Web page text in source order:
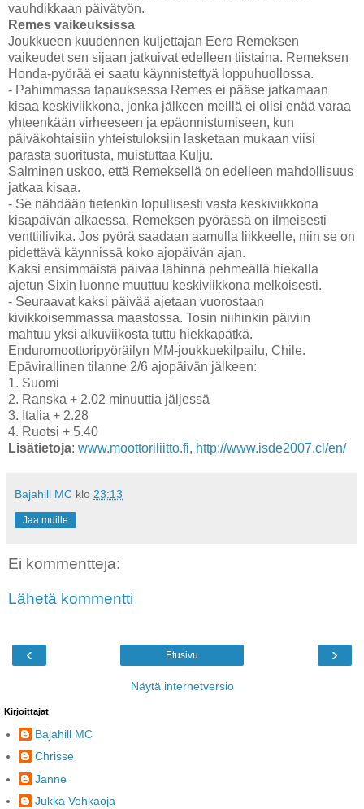
vauhdikkaan päivätyön.
Remes vaikeuksissa
Joukkueen kuudennen kuljettajan Eero Remeksen
vaikeudet sen sijaan jatkuivat edelleen tiistaina. Remeksen
Honda-pyörää ei saatu käynnistettyä loppuhuollossa.
- Pahimmassa tapauksessa Remes ei pääse jatkamaan
kisaa keskiviikkona, jonka jälkeen meillä ei olisi enää varaa
yhteenkään virheeseen ja epäonnistumiseen, kun
päiväkohtaisiin yhteistuloksiin lasketaan mukaan viisi
parasta suoritusta, muistuttaa Kulju.
Salminen uskoo, että Remeksellä on edelleen mahdollisuus
jatkaa kisaa.
- Se nähdään tietenkin lopullisesti vasta keskiviikkona
kisapäivän alkaessa. Remeksen pyörässä on ilmeisesti
venttiilivika. Jos pyörä saadaan aamulla liikkeelle, niin se on
pidettävä käynnissä koko ajopäivän ajan.
Kaksi ensimmäistä päivää lähinnä pehmeällä hiekalla
ajetun Sixin luonne muuttuu keskiviikkona melkoisesti.
- Seuraavat kaksi päivää ajetaan vuorostaan
kivikkoisemmassa maastossa. Tosin niihinkin päiviin
mahtuu yksi alkuviikosta tuttu hiekkapätkä.
Enduromoottoripyöräilyn MM-joukkuekilpailu, Chile.
Epävirallinen tilanne 2/6 ajopäivän jälkeen:
1. Suomi
2. Ranska + 2.02 minuuttia jäljessä
3. Italia + 2.28
4. Ruotsi + 5.40
Lisätietoja: www.moottoriliitto.fi, http://www.isde2007.cl/en/
Bajahill MC klo 23:13
Jaa muille
Ei kommentteja:
Lähetä kommentti
‹ ›
Etusivu
Näytä internetversio
Kirjoittajat
Bajahill MC
Chrisse
Janne
Jukka Vehkaoja